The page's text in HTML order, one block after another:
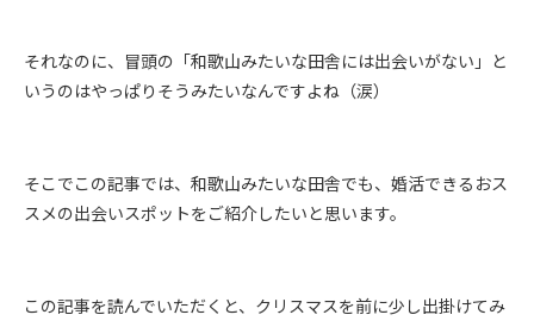
それなのに、冒頭の「和歌山みたいな田舎には出会いがない」と
いうのはやっぱりそうみたいなんですよね（涙）
そこでこの記事では、和歌山みたいな田舎でも、婚活できるおス
スメの出会いスポットをご紹介したいと思います。
この記事を読んでいただくと、クリスマスを前に少し出掛けてみ